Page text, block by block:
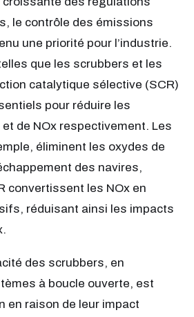
le contrôle des émissions
une priorité pour l’industrie.
que les scrubbers et les
catalytique sélective (SCR)
pour réduire les
de NOx respectivement. Les
éliminent les oxydes de
des navires,
convertissent les NOx en
réduisant ainsi les impacts
des scrubbers, en
à boucle ouverte, est
en raison de leur impact